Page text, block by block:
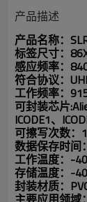
产品描述
产品名称：
标签尺寸：
感应频率：
符合协议：
工作频率：
可封装芯片:
ICODE1、
可擦写次数：
数据保存时间
工作温度：-
存储温度：-
封装材质：